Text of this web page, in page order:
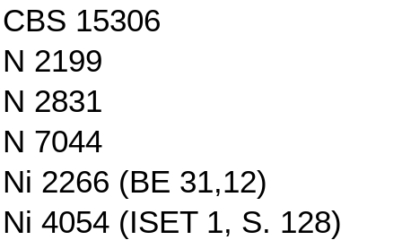
CBS 15306
N 2199
N 2831
N 7044
Ni 2266 (BE 31,12)
Ni 4054 (ISET 1, S. 128)